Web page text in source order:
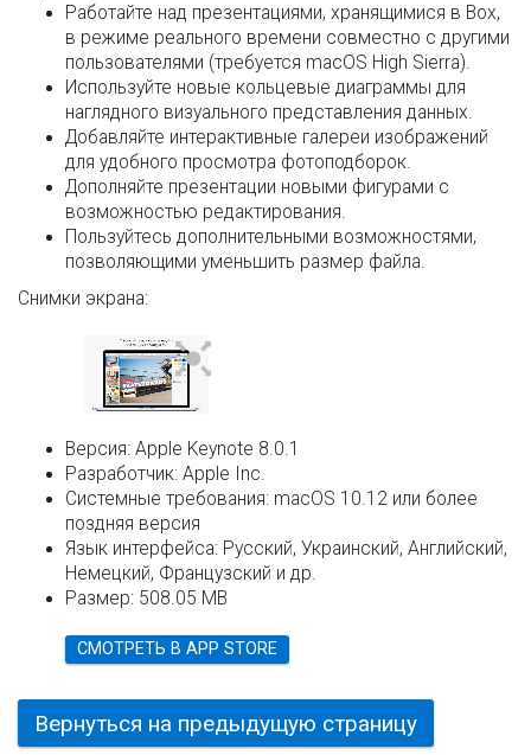
Работайте над презентациями, хранящимися в Box,
в режиме реального времени совместно с другими
пользователями (требуется macOS High Sierra).
Используйте новые кольцевые диаграммы для
наглядного визуального представления данных.
Добавляйте интерактивные галереи изображений
для удобного просмотра фотоподборок.
Дополняйте презентации новыми фигурами с
возможностью редактирования.
Пользуйтесь дополнительными возможностями,
позволяющими уменьшить размер файла.
Снимки экрана:
Версия: Apple Keynote 8.0.1
Разработчик: Apple Inc.
Системные требования: macOS 10.12 или более
поздняя версия
Язык интерфейса: Русский, Украинский, Английский,
Немецкий, Французский и др.
Размер: 508.05 MB
СМОТРЕТЬ В APP STORE
Вернуться на предыдущую страницу